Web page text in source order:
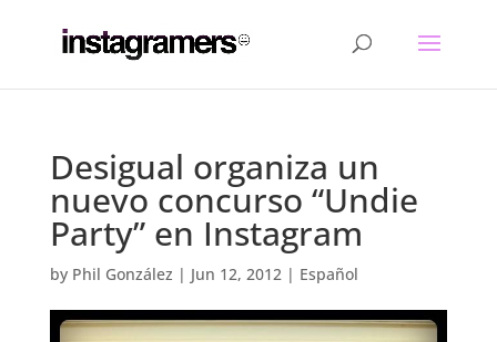
Desigual organiza un
nuevo concurso “Undie
Party” en Instagram
by Phil González | Jun 12, 2012| Español